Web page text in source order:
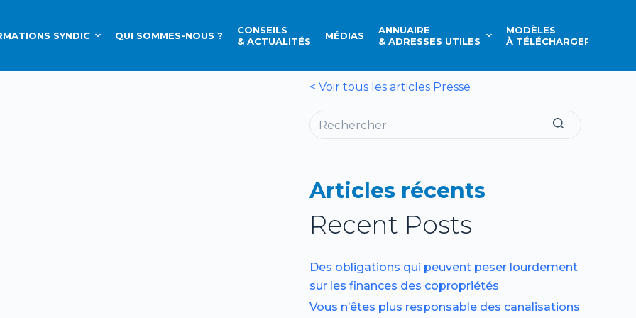
SYNDIC QUI SOMMES-NOUS ?
CONSEILS
& ACTUALITÉS
MÉDIAS
ANNUAIRE
& ADRESSES UTILES
MODÈLES
À TÉLÉCHARGER
< Voir tous les articles Presse
Articles récents
Recent Posts
Des obligations qui peuvent peser lourdement
sur les finances des copropriétés
Vous n’êtes plus responsable des canalisations